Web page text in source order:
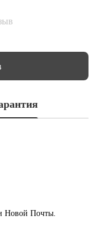
Новой Почты.